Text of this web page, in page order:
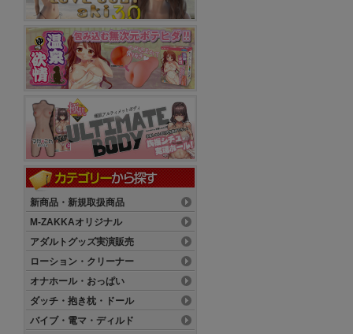
新商品・新規取扱商品
M-ZAKKAオリジナル
アダルトグッズ実演販売
ローション・クリーナー
オナホール・おっぱい
ダッチ・抱き枕・ドール
バイブ・電マ・ディルド